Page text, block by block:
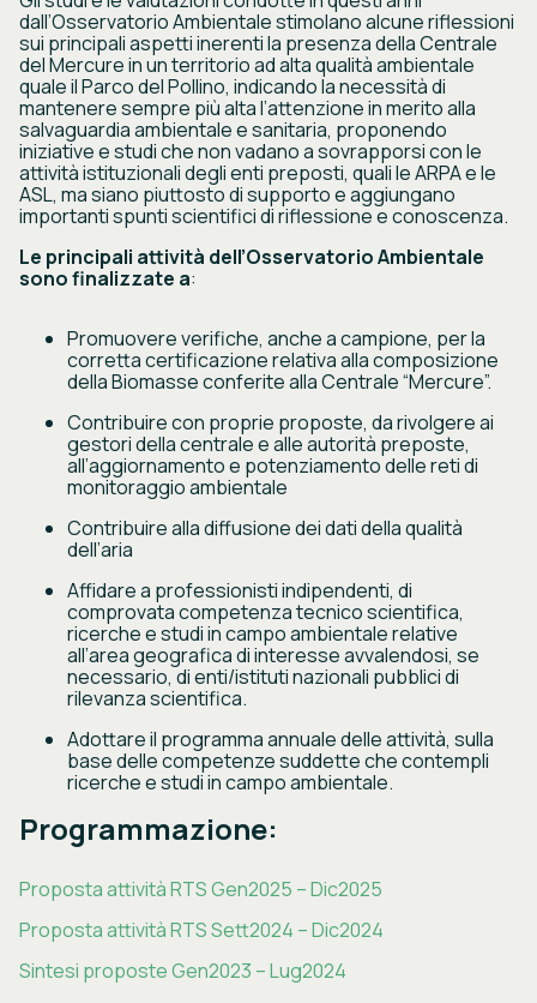
dall’Osservatorio Ambientale stimolano alcune riflessioni
sui principali aspetti inerenti la presenza della Centrale
del Mercure in un territorio ad alta qualità ambientale
quale il Parco del Pollino, indicando la necessità di
mantenere sempre più alta l’attenzione in merito alla
salvaguardia ambientale e sanitaria, proponendo
iniziative e studi che non vadano a sovrapporsi con le
attività istituzionali degli enti preposti, quali le ARPA e le
ASL, ma siano piuttosto di supporto e aggiungano
importanti spunti scientifici di riflessione e conoscenza.
Le principali attività dell’Osservatorio Ambientale
sono finalizzate a:
Promuovere verifiche, anche a campione, per la
corretta certificazione relativa alla composizione
della Biomasse conferite alla Centrale “Mercure”.
Contribuire con proprie proposte, da rivolgere ai
gestori della centrale e alle autorità preposte,
all’aggiornamento e potenziamento delle reti di
monitoraggio ambientale
Contribuire alla diffusione dei dati della qualità
dell’aria
Affidare a professionisti indipendenti, di
comprovata competenza tecnico scientifica,
ricerche e studi in campo ambientale relative
all’area geografica di interesse avvalendosi, se
necessario, di enti/istituti nazionali pubblici di
rilevanza scientifica.
Adottare il programma annuale delle attività, sulla
base delle competenze suddette che contempli
ricerche e studi in campo ambientale.
Programmazione:
Proposta attività RTS Gen2025 – Dic2025
Proposta attività RTS Sett2024 – Dic2024
Sintesi proposte Gen2023 – Lug2024